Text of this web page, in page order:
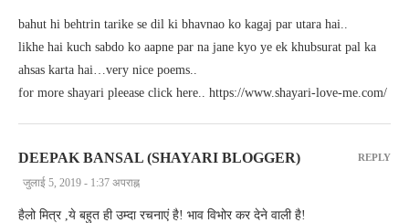
bahut hi behtrin tarike se dil ki bhavnao ko kagaj par utara hai..
likhe hai kuch sabdo ko aapne par na jane kyo ye ek khubsurat pal ka
ahsas karta hai…very nice poems..
for more shayari pleease click here.. https://www.shayari-love-me.com/
DEEPAK BANSAL (SHAYARI BLOGGER)
जुलाई 5, 2019 - 1:37 अपराह्न
हैलो मित्र ,ये बहुत ही उम्दा रचनाएं है! भाव विभोर कर देने वाली है!
REPLY